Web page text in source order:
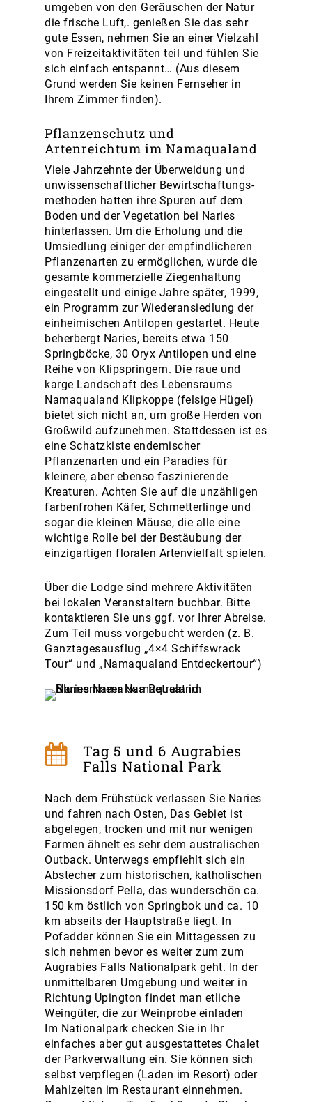
umgeben von den Geräuschen der Natur
die frische Luft,. genießen Sie das sehr
gute Essen, nehmen Sie an einer Vielzahl
von Freizeitaktivitäten teil und fühlen Sie
sich einfach entspannt… (Aus diesem
Grund werden Sie keinen Fernseher in
Ihrem Zimmer finden).
Pflanzenschutz und
Artenreichtum im Namaqualand
Viele Jahrzehnte der Überweidung und
unwissenschaftlicher Bewirtschaftungs-
methoden hatten ihre Spuren auf dem
Boden und der Vegetation bei Naries
hinterlassen. Um die Erholung und die
Umsiedlung einiger der empfindlicheren
Pflanzenarten zu ermöglichen, wurde die
gesamte kommerzielle Ziegenhaltung
eingestellt und einige Jahre später, 1999,
ein Programm zur Wiederansiedlung der
einheimischen Antilopen gestartet. Heute
beherbergt Naries, bereits etwa 150
Springböcke, 30 Oryx Antilopen und eine
Reihe von Klipspringern. Die raue und
karge Landschaft des Lebensraums
Namaqualand Klipkoppe (felsige Hügel)
bietet sich nicht an, um große Herden von
Großwild aufzunehmen. Stattdessen ist es
eine Schatzkiste endemischer
Pflanzenarten und ein Paradies für
kleinere, aber ebenso faszinierende
Kreaturen. Achten Sie auf die unzähligen
farbenfrohen Käfer, Schmetterlinge und
sogar die kleinen Mäuse, die alle eine
wichtige Rolle bei der Bestäubung der
einzigartigen floralen Artenvielfalt spielen.
Über die Lodge sind mehrere Aktivitäten
bei lokalen Veranstaltern buchbar. Bitte
kontaktieren Sie uns ggf. vor Ihrer Abreise.
Zum Teil muss vorgebucht werden (z. B.
Ganztagesausflug „4×4 Schiffswrack
Tour“ und „Namaqualand Entdeckertour“)
Tag 5 und 6 Augrabies
Falls National Park
Nach dem Frühstück verlassen Sie Naries
und fahren nach Osten, Das Gebiet ist
abgelegen, trocken und mit nur wenigen
Farmen ähnelt es sehr dem australischen
Outback. Unterwegs empfiehlt sich ein
Abstecher zum historischen, katholischen
Missionsdorf Pella, das wunderschön ca.
150 km östlich von Springbok und ca. 10
km abseits der Hauptstraße liegt. In
Pofadder können Sie ein Mittagessen zu
sich nehmen bevor es weiter zum zum
Augrabies Falls Nationalpark geht. In der
unmittelbaren Umgebung und weiter in
Richtung Upington findet man etliche
Weingüter, die zur Weinprobe einladen
Im Nationalpark checken Sie in Ihr
einfaches aber gut ausgestattetes Chalet
der Parkverwaltung ein. Sie können sich
selbst verpflegen (Laden im Resort) oder
Mahlzeiten im Restaurant einnehmen.